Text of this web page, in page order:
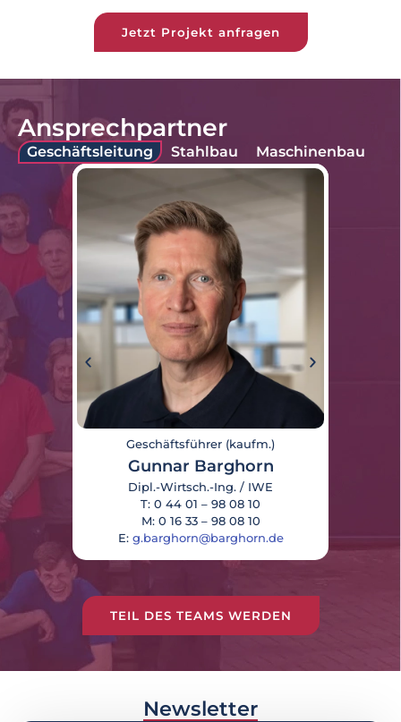
Jetzt Projekt anfragen
Ansprechpartner
Geschäftsleitung Stahlbau Maschinenbau
Geschäftsführer (kaufm.)
Gunnar Barghorn
Dipl.-Wirtsch.-Ing. / IWE
T: 0 44 01 – 98 08 10
M: 0 16 33 – 98 08 10
E: g.barghorn@barghorn.de
TEIL DES TEAMS WERDEN
Newsletter